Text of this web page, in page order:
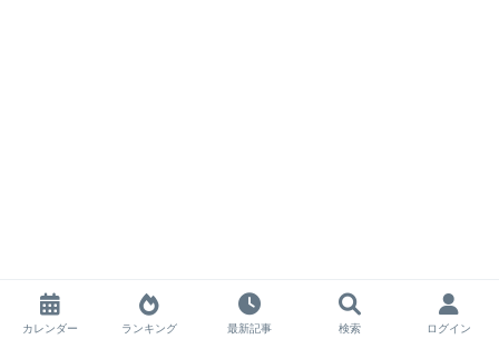
カレンダー ランキング 最新記事 検索 ログイン